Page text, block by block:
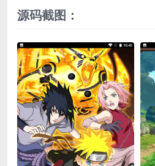
源码截图：